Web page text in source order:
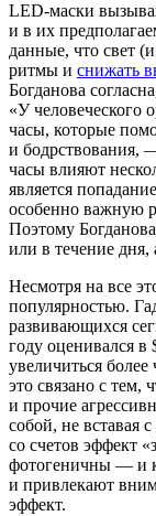
LED-маски
и в их
данные, что свет
ритмы и снижать
Богданова
«У человеческого
часы, которые
и бодрствования,
часы влияют
является
особенно важную
Поэтому
или в течение дня,
Несмотря на все
популярностью.
развивающихся
году оценивался в
увеличиться
это связано с тем,
и прочие
собой, не вставая
со счетов эффект
фотогеничны — и
и привлекают
эффект.